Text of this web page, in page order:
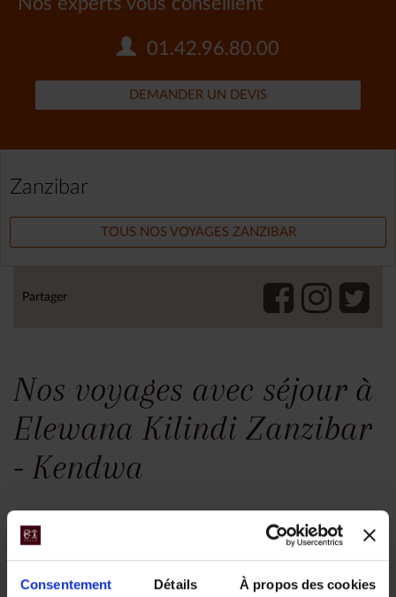
Consentement Détails À propos des cookies
01.42.96.80.00
DEMANDER UN DEVIS
Zanzibar
TOUS NOS VOYAGES ZANZIBAR
Partager
Nos voyages avec séjour à
Elewana Kilindi Zanzibar
- Kendwa